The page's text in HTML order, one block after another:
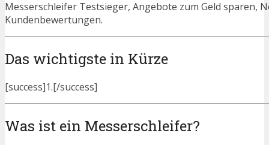
Messerschleifer Testsieger, Angebote zum Geld sparen,
Kundenbewertungen.
Das wichtigste in Kürze
[success]1.[/success]
Was ist ein Messerschleifer?